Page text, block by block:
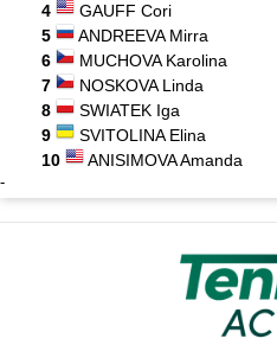
4
GAUFF Cori
5
ANDREEVA Mirra
6
MUCHOVA Karolina
7
NOSKOVA Linda
8
SWIATEK Iga
9
SVITOLINA Elina
10
ANISIMOVA Amanda
-